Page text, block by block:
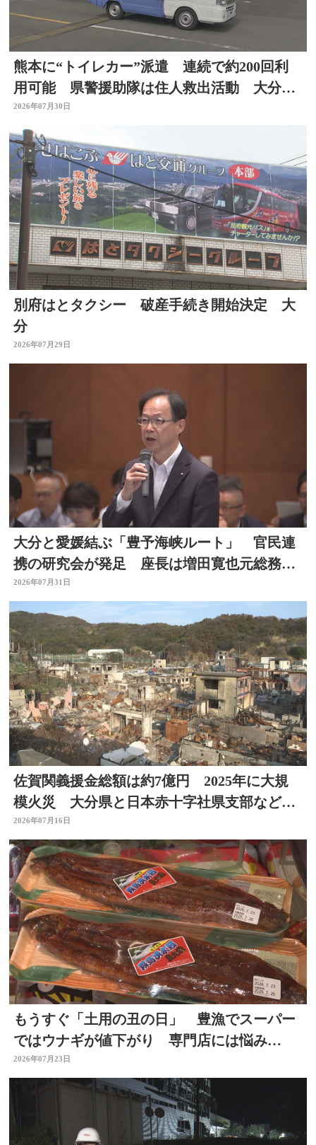
熊本に“トイレカー”派遣 連続で約200回利
用可能 県警援助隊は住人救出活動 大分か
ら支援の輪広がる
2026年07月30日
別府はとタクシー 破産手続き開始決定 大
分
2026年07月29日
大分と愛媛結ぶ「豊予海峡ルート」 官民連
携の研究会が発足 座長は増田寛也元総務大
臣 大分
2026年07月31日
佐賀関義援金総額は約7億円 2025年に大規
模火災 大分県と日本赤十字社県支部などが
受付
2026年07月16日
もうすぐ「土用の丑の日」 豊漁でスーパー
ではウナギが値下がり 専門店には悩み
も… 大分
2026年07月23日